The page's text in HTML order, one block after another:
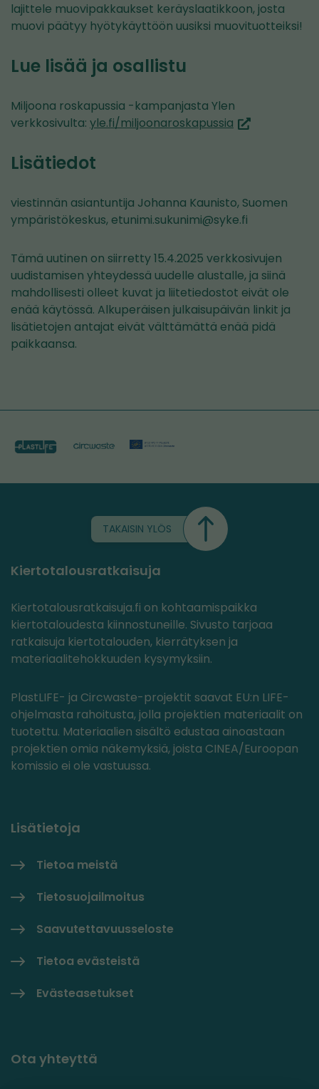
lajittele muovipakkaukset keräyslaatikkoon, josta
muovi päätyy hyötykäyttöön uusiksi muovituotteiksi!
Lue lisää ja osallistu
Miljoona roskapussia -kampanjasta Ylen
verkkosivulta: yle.fi/miljoonaroskapussia (siirryt
Lisätiedot
viestinnän asiantuntija Johanna Kaunisto, Suomen
ympäristökeskus, etunimi.sukunimi@syke.fi
Tämä uutinen on siirretty 15.4.2025 verkkosivujen
uudistamisen yhteydessä uudelle alustalle, ja siinä
mahdollisesti olleet kuvat ja liitetiedostot eivät ole
enää käytössä. Alkuperäisen julkaisupäivän linkit ja
lisätietojen antajat eivät välttämättä enää pidä
paikkaansa.
TAKAISIN YLÖS
Kiertotalousratkaisuja
Kiertotalousratkaisuja.fi on kohtaamispaikka
kiertotaloudesta kiinnostuneille. Sivusto tarjoaa
ratkaisuja kiertotalouden, kierrätyksen ja
materiaalitehokkuuden kysymyksiin.
PlastLIFE- ja Circwaste-projektit saavat EU:n LIFE-
ohjelmasta rahoitusta, jolla projektien materiaalit on
tuotettu. Materiaalien sisältö edustaa ainoastaan
projektien omia näkemyksiä, joista CINEA/Euroopan
komissio ei ole vastuussa.
Lisätietoja
Tietoa meistä
Tietosuojailmoitus
Saavutettavuusseloste
Tietoa evästeistä
Evästeasetukset
Ota yhteyttä